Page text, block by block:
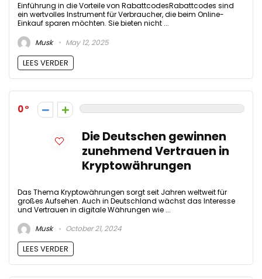
Einführung in die Vorteile von RabattcodesRabattcodes sind
ein wertvolles Instrument für Verbraucher, die beim Online-
Einkauf sparen möchten. Sie bieten nicht ...
Musk
May 12, 2025
LEES VERDER
0
Die Deutschen gewinnen
zunehmend Vertrauen in
Kryptowährungen
Das Thema Kryptowährungen sorgt seit Jahren weltweit für
großes Aufsehen. Auch in Deutschland wächst das Interesse
und Vertrauen in digitale Währungen wie ...
Musk
October 21, 2024
LEES VERDER